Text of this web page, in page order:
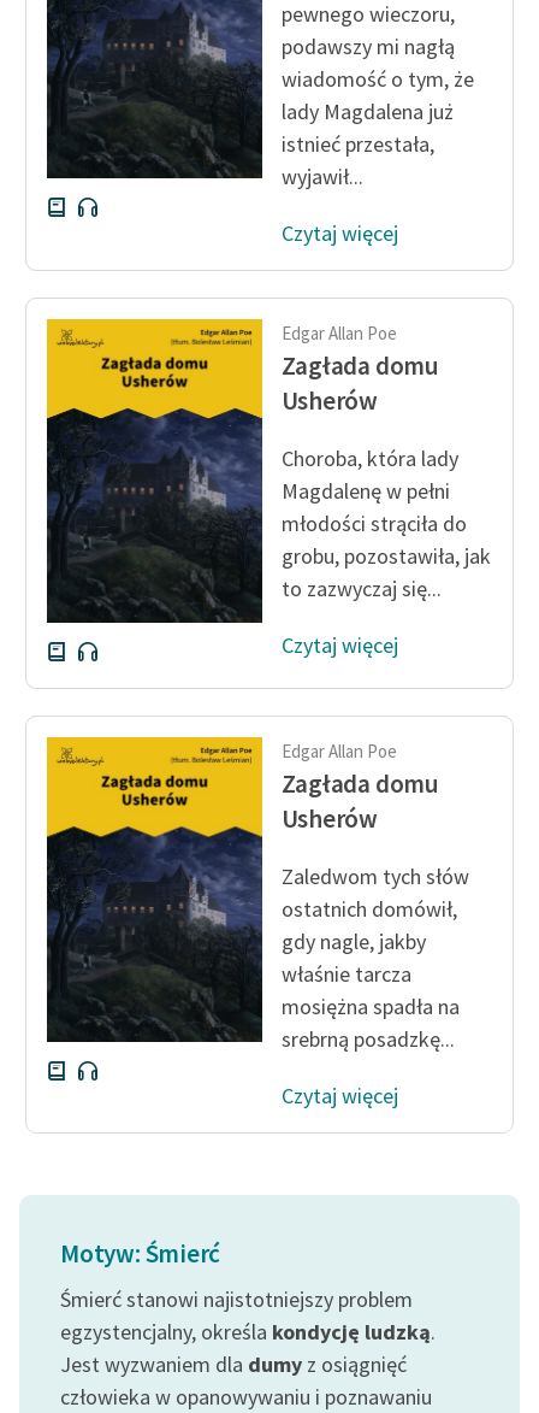
Zespół
Zasady wykorzystania
Wolnych Lektur
Logotypy
Regulamin biblioteki
Dane fundacji i
sprawozdania finansowe
Regulamin darowizn
Informacja o treściach
wrażliwych
Deklaracja dostępności
pewnego wieczoru,
podawszy mi nagłą
wiadomość o tym, że
lady Magdalena już
istnieć przestała,
wyjawił...
Czytaj więcej
Edgar Allan Poe
Zagłada domu
Usherów
Choroba, która lady
Magdalenę w pełni
młodości strąciła do
grobu, pozostawiła, jak
to zazwyczaj się...
Czytaj więcej
Edgar Allan Poe
Zagłada domu
Usherów
Zaledwom tych słów
ostatnich domówił,
gdy nagle, jakby
właśnie tarcza
mosiężna spadła na
srebrną posadzkę...
Czytaj więcej
Motyw: Śmierć
Śmierć stanowi najistotniejszy problem
egzystencjalny, określa kondycję ludzką.
Jest wyzwaniem dla dumy z osiągnięć
człowieka w opanowywaniu i poznawaniu